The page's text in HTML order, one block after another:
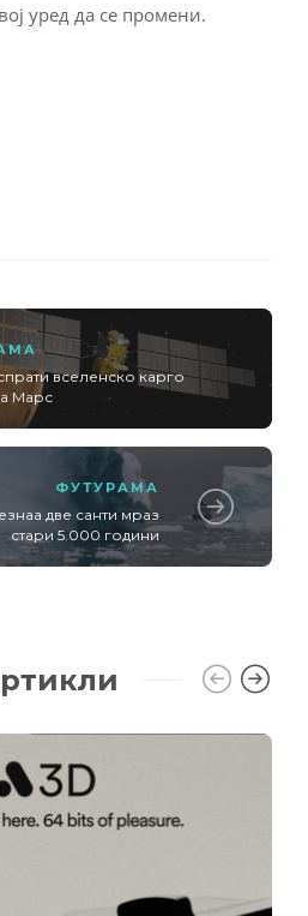
уред да се промени.
вселенско карго
Марс
ФУТУРАМА
две санти мраз
стари 5.000 години